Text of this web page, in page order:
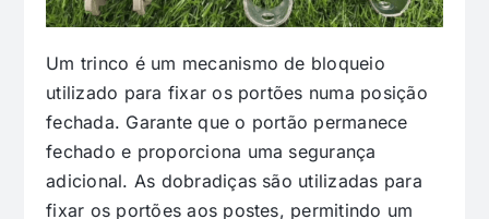
Um trinco é um mecanismo de bloqueio
utilizado para fixar os portões numa posição
fechada. Garante que o portão permanece
fechado e proporciona uma segurança
adicional. As dobradiças são utilizadas para
fixar os portões aos postes, permitindo um